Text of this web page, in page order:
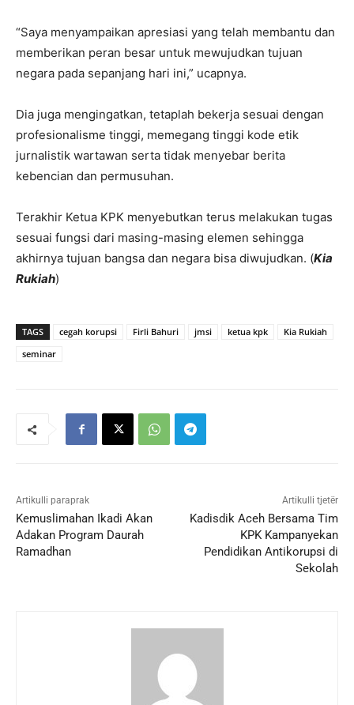
“Saya menyampaikan apresiasi yang telah membantu dan
memberikan peran besar untuk mewujudkan tujuan
negara pada sepanjang hari ini,” ucapnya.
Dia juga mengingatkan, tetaplah bekerja sesuai dengan
profesionalisme tinggi, memegang tinggi kode etik
jurnalistik wartawan serta tidak menyebar berita
kebencian dan permusuhan.
Terakhir Ketua KPK menyebutkan terus melakukan tugas
sesuai fungsi dari masing-masing elemen sehingga
akhirnya tujuan bangsa dan negara bisa diwujudkan. (Kia
Rukiah)
TAGS cegah korupsi Firli Bahuri jmsi ketua kpk
Kia Rukiah
seminar
Artikulli paraprak
Kemuslimahan Ikadi Akan
Adakan Program Daurah
Ramadhan
Artikulli tjetër
Kadisdik Aceh Bersama Tim
KPK Kampanyekan
Pendidikan Antikorupsi di
Sekolah